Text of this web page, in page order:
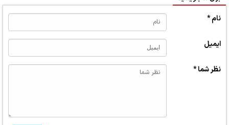
نام *
ایمیل
نظر شما *